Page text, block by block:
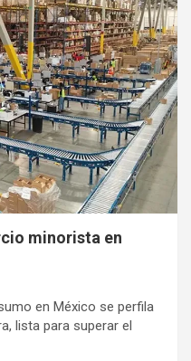
minorista en
en México se perfila
lista para superar el